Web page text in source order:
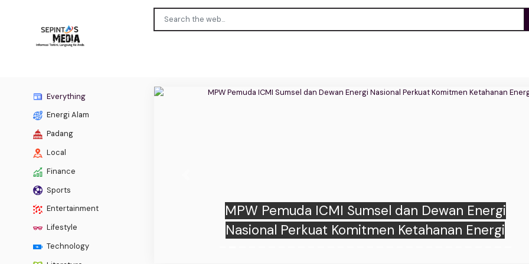
Everything
Energi Alam
Padang
Local
Finance
Sports
Entertainment
Lifestyle
Technology
MPW Pemuda ICMI Sumsel dan Dewan Energi
Nasional Perkuat Komitmen Ketahanan Energi